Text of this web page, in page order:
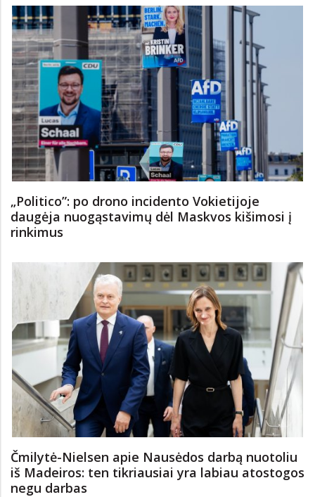
„Politico”: po drono incidento Vokietijoje
daugėja nuogąstavimų dėl Maskvos kišimosi į
rinkimus
Čmilytė-Nielsen apie Nausėdos darbą nuotoliu
iš Madeiros: ten tikriausiai yra labiau atostogos
negu darbas